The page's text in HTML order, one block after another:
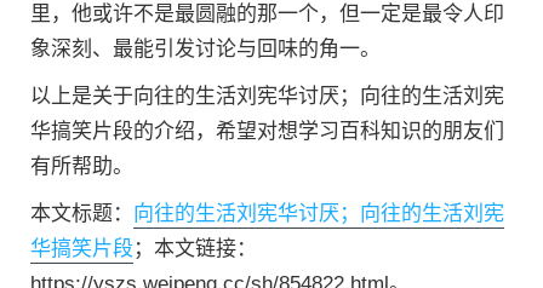
里，他或许不是最圆融的那一个，但一定是最令人印
象深刻、最能引发讨论与回味的角一。
以上是关于向往的生活刘宪华讨厌；向往的生活刘宪
华搞笑片段的介绍，希望对想学习百科知识的朋友们
有所帮助。
本文标题： 向往的生活刘宪华讨厌；向往的生活刘宪
华搞笑片段；本文链接：
https://yszs.weipeng.cc/sh/854822.html。